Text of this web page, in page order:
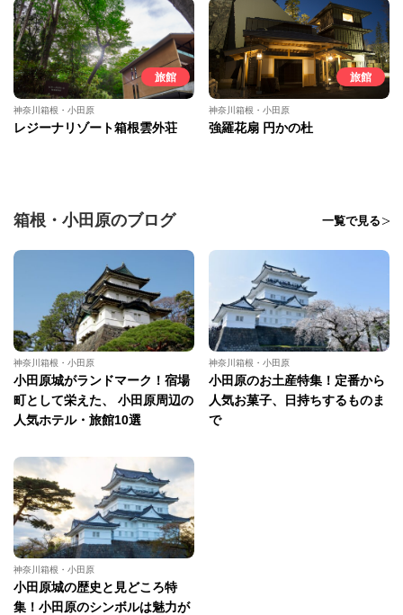
旅館
神奈川箱根・小田原
レジーナリゾート箱根雲外荘
旅館
神奈川箱根・小田原
強羅花扇 円かの杜
箱根・小田原のブログ 一覧で見る
神奈川箱根・小田原
小田原城がランドマーク！宿場
町として栄えた、 小田原周辺の
人気ホテル・旅館10選
神奈川箱根・小田原
小田原のお土産特集！定番から
人気お菓子、日持ちするものま
で
神奈川箱根・小田原
小田原城の歴史と見どころ特
集！小田原のシンボルは魅力が